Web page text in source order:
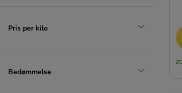
Pris per kilo
Bedømmelse